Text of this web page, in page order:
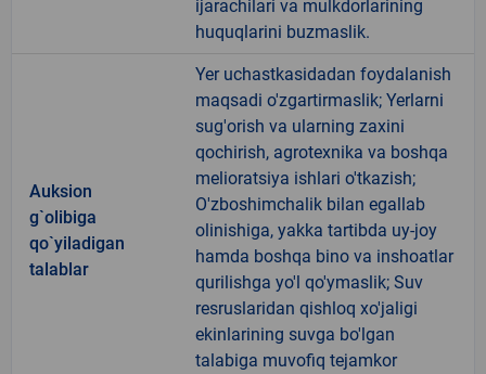
ijarachilari va mulkdorlarining
huquqlarini buzmaslik.
Auksion
g`olibiga
qo`yiladigan
talablar
Yer uchastkasidadan foydalanish
maqsadi o'zgartirmaslik; Yerlarni
sug'orish va ularning zaxini
qochirish, agrotexnika va boshqa
melioratsiya ishlari o'tkazish;
O'zboshimchalik bilan egallab
olinishiga, yakka tartibda uy-joy
hamda boshqa bino va inshoatlar
qurilishga yo'l qo'ymaslik; Suv
resruslaridan qishloq xo'jaligi
ekinlarining suvga bo'lgan
talabiga muvofiq tejamkor